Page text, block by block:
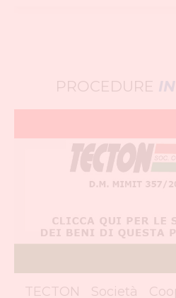
PROCEDURE
TECTON Società